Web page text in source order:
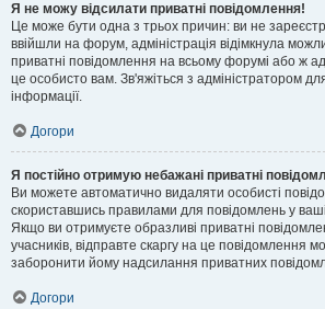
Я не можу відсилати приватні повідомлення!
Це може бути одна з трьох причин: ви не
ввійшли на форум, адміністрація відімкнула
приватні повідомлення на всьому форумі або ж
це особисто вам. Зв'яжіться з адміністратором
інформації.
Догори
Я постійно отримую небажані приватні
Ви можете автоматично видаляти особисті
скориставшись правилами для повідомлень у
Якщо ви отримуєте образливі приватні
учасників, відправте скаргу на це повідомлення
заборонити йому надсилання приватних
Догори